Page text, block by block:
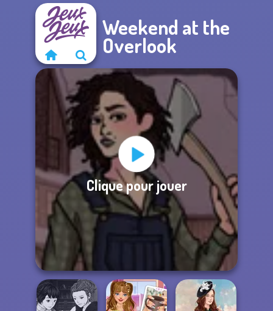
Weekend at the
Overlook
Clique pour jouer